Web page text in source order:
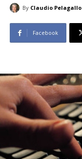
By Claudio Pelagallo
Facebook